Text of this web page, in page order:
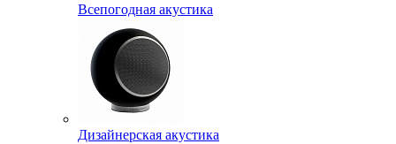
Всепогодная акустика
Дизайнерская акустика